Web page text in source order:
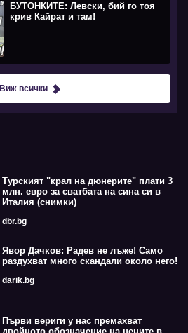
БУТОНКИТЕ: Левски, бий го тоя
крив Кайрат и там!
Виж всички
Турският "крал на дюнерите" плати 3
млн. евро за сватбата на сина си в
Италия (снимки)
dbr.bg
Явор Дачков: Радев не лъже! Само
раздухват много скандали около него!
darik.bg
Първи вериги у нас премахват